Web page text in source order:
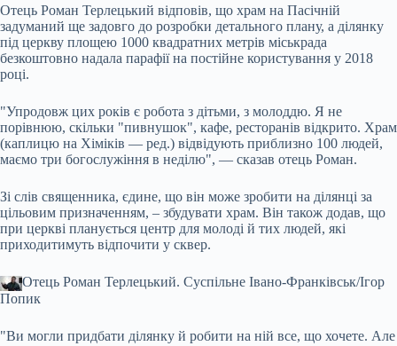
Отець Роман Терлецький відповів, що храм на Пасічній
задуманий ще задовго до розробки детального плану, а ділянку
під церкву площею 1000 квадратних метрів міськрада
безкоштовно надала парафії на постійне користування у 2018
році.
"Упродовж цих років є робота з дітьми, з молоддю. Я не
порівнюю, скільки "пивнушок", кафе, ресторанів відкрито. Храм
(каплицю на Хіміків — ред.) відвідують приблизно 100 людей,
маємо три богослужіння в неділю", — сказав отець Роман.
Зі слів священника, єдине, що він може зробити на ділянці за
цільовим призначенням, – збудувати храм. Він також додав, що
при церкві планується центр для молоді й тих людей, які
приходитимуть відпочити у сквер.
Отець Роман Терлецький. Суспільне Івано-Франківськ/Ігор
Попик
"Ви могли придбати ділянку й робити на ній все, що хочете. Але